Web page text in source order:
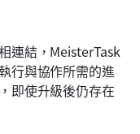
連結，MeisterTask
行與協作所需的進
即使升級後仍存在